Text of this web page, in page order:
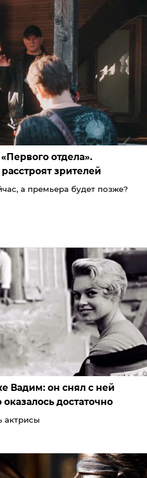
отдела».
зрителей
а премьера будет позже?
Вадим: он снял с ней
достаточно
актрисы